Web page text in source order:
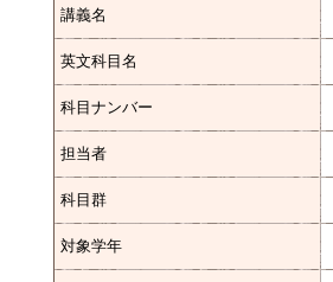
講義名
英文科目名
科目ナンバー
担当者
科目群
対象学年